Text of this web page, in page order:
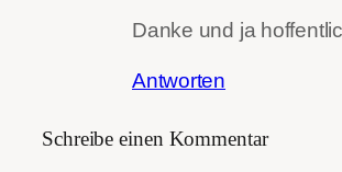
Danke und ja
Antworten
Schreibe einen Kommentar